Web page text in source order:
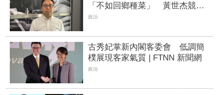
「不如回鄉種菜」 黃世杰競辦
再轟凌濤：只會蹭流量
政治
古秀妃掌新內閣客委會 低調簡
樸展現客家氣質 | FTNN 新聞網
政治